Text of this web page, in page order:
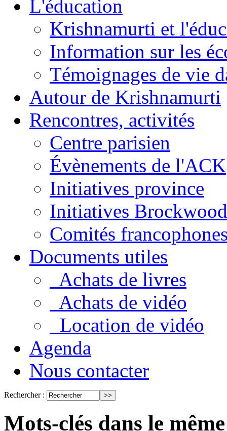
L'éducation
Krishnamurti et
Information sur les
Témoignages de vie
Autour de Krishnamurti
Rencontres, activités
Centre parisien
Évènements de l'ACK
Initiatives province
Initiatives Brockwood
Comités
Documents utiles
Achats de livres
Achats de vidéo
Location de vidéo
Agenda
Nous contacter
Rechercher :
Mots-clés dans le